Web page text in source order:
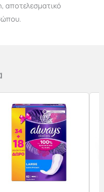
αποτελεσματικό